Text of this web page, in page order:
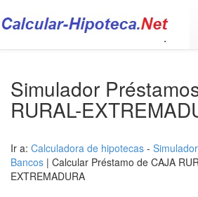
Simulador
RURAL-
Ir a: Calculadora de hipotecas -
Bancos | Calcular Préstamo de CAJA
EXTREMADURA